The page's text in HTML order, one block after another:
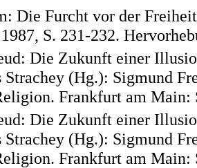
Die Furcht vor der
S. 231-232.
Die Zukunft einer
Strachey (Hg.): Sigmund
Frankfurt am Main:
Die Zukunft einer
Strachey (Hg.): Sigmund
Frankfurt am Main: